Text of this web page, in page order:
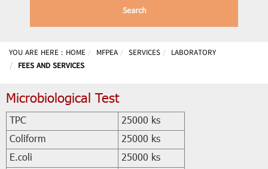
Search
YOU ARE HERE : HOME MFPEA SERVICES
LABORATORY
FEES AND SERVICES
Microbiological Test
TPC
25000 ks
Coliform
25000 ks
E.coli
25000 ks